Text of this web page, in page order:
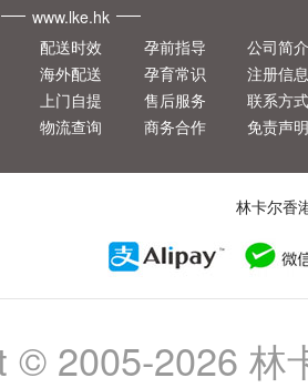
www.lke.hk
配送时效
海外配送
上门自提
物流查询
孕前指导
孕育常识
售后服务
商务合作
公司简
注册信
联系方
免责声
林卡尔香
© 2005-2026 林